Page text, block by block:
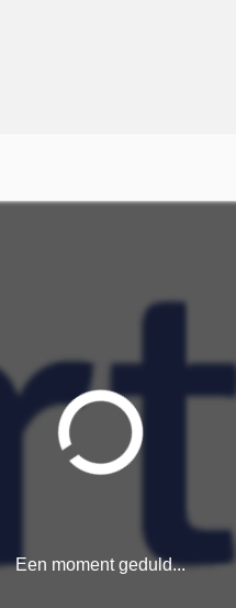
Een moment geduld...